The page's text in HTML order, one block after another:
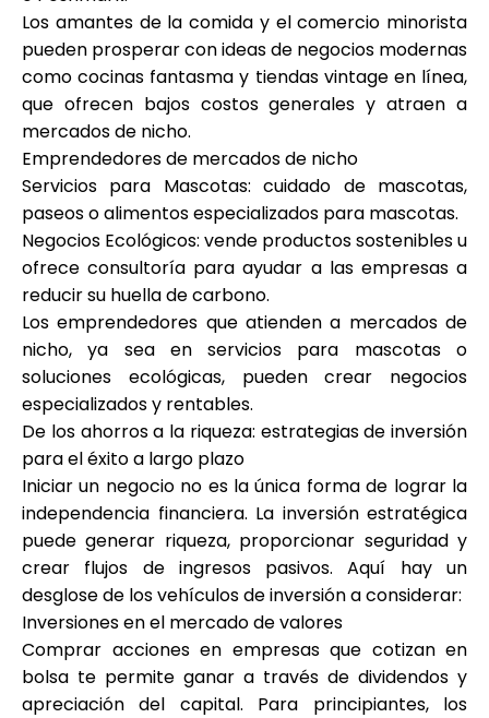
Los amantes de la comida y el comercio minorista
pueden prosperar con ideas de negocios modernas
como cocinas fantasma y tiendas vintage en línea,
que ofrecen bajos costos generales y atraen a
mercados de nicho.
Emprendedores de mercados de nicho
Servicios para Mascotas: cuidado de mascotas,
paseos o alimentos especializados para mascotas.
Negocios Ecológicos: vende productos sostenibles u
ofrece consultoría para ayudar a las empresas a
reducir su huella de carbono.
Los emprendedores que atienden a mercados de
nicho, ya sea en servicios para mascotas o
soluciones ecológicas, pueden crear negocios
especializados y rentables.
De los ahorros a la riqueza: estrategias de inversión
para el éxito a largo plazo
Iniciar un negocio no es la única forma de lograr la
independencia financiera. La inversión estratégica
puede generar riqueza, proporcionar seguridad y
crear flujos de ingresos pasivos. Aquí hay un
desglose de los vehículos de inversión a considerar:
Inversiones en el mercado de valores
Comprar acciones en empresas que cotizan en
bolsa te permite ganar a través de dividendos y
apreciación del capital. Para principiantes, los